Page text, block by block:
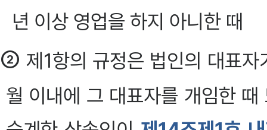
년 이상 영업을 하지 아니한 때
② 제1항의 규정은 법인의 대표
월 이내에 그 대표자를 개임한